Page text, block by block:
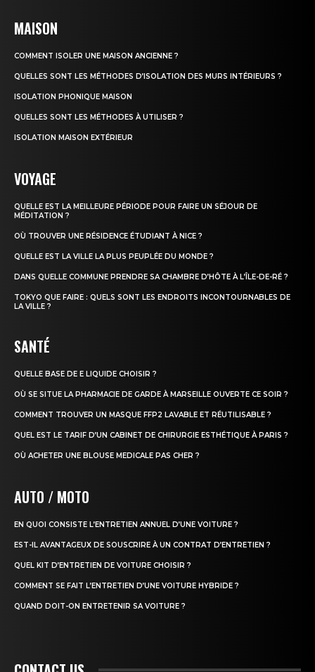
MAISON
COMMENT ISOLER UNE MAISON ANCIENNE ?
QUELLES SONT LES MÉTHODES D’ISOLATION DES MURS INTÉRIEURS ?
ISOLATION PHONIQUE MAISON
QUELLES SONT LES MÉTHODES À UTILISER ?
ISOLATION MAISON EXTÉRIEUR
VOYAGE
QUELLE EST LA MEILLEURE PÉRIODE POUR FAIRE UN SÉJOUR DE
MÉDITATION ?
OÙ TROUVER UNE RÉSIDENCE ÉTUDIANT À NICE ?
QUELLE EST LA VILLE LA PLUS PEUPLÉE DU MONDE ?
DANS QUELLE COMMUNE PRENDRE SA CHAMBRE D’HÔTE À L’ÎLE-DE-RÉ ?
TOKYO QUE FAIRE : QUELS SONT LES ENDROITS INCONTOURNABLES DE
LA VILLE ?
SANTÉ
QUELLE BASE DE E LIQUIDE CHOISIR ?
OÙ SE SITUE LA PHARMACIE DE GARDE À MARSEILLE OUVERTE CE SOIR ?
COMMENT TROUVER UN MASQUE FFP2 LAVABLE ET RÉUTILISABLE ?
QUEL EST LE TARIF D’UN CABINET DE CHIRURGIE ESTHÉTIQUE À PARIS ?
OÙ ACHETER UNE BLOUSE MEDICALE PAS CHER ?
AUTO / MOTO
EN QUOI CONSISTE L’ENTRETIEN ANNUEL D’UNE VOITURE ?
EST-IL AVANTAGEUX DE SOUSCRIRE À UN CONTRAT D’ENTRETIEN ?
QUEL KIT D’ENTRETIEN DE VOITURE CHOISIR ?
COMMENT SE FAIT L’ENTRETIEN D’UNE VOITURE HYBRIDE ?
QUAND DOIT-ON ENTRETENIR SA VOITURE ?